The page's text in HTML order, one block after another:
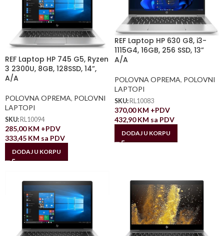
REF Laptop HP 745 G5, Ryzen
3 2300U, 8GB, 128SSD, 14”,
A/A
POLOVNA OPREMA, POLOVNI
LAPTOPI
SKU: RL10094
285,00KM +PDV
333,45 KM sa PDV
DODAJ U KORPU
REF Laptop HP 630 G8, i3-
1115G4, 16GB, 256 SSD, 13”
A/A
POLOVNA OPREMA, POLOVNI
LAPTOPI
SKU: RL10083
370,00KM +PDV
432,90KM sa PDV
DODAJ U KORPU